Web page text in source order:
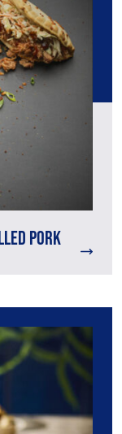
pork